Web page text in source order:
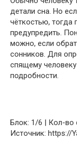
детали сна. Но
чёткостью, тогда
предупредить.
можно, если
сонников. Для
спящему
подробности.
Блок: 1/6 | Кол-во
Источник: https://